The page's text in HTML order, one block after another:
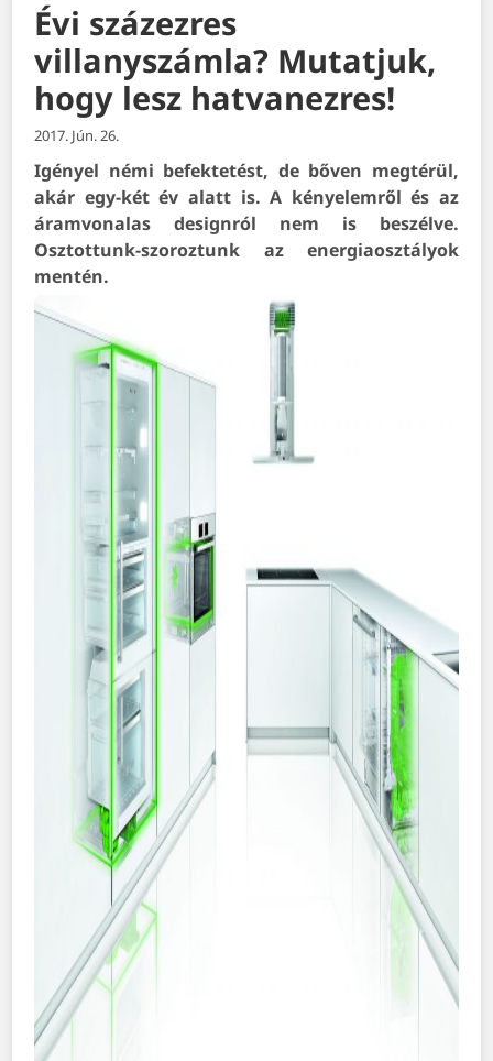
Évi százezres
villanyszámla? Mutatjuk,
hogy lesz hatvanezres!
2017. Jún. 26.
Igényel némi befektetést, de bőven megtérül,
akár egy-két év alatt is. A kényelemről és az
áramvonalas designról nem is beszélve.
Osztottunk-szoroztunk az energiaosztályok
mentén.